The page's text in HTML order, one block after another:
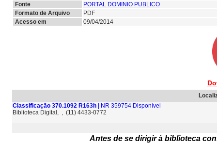
Fonte
PORTAL DOMINIO PUBLICO
Formato de Arquivo
PDF
Acesso em
09/04/2014
Classificação 370.1092 R163h | NR 359754 Disponível
Biblioteca Digital, , (11) 4433-0772
Antes de se dirigir à biblioteca